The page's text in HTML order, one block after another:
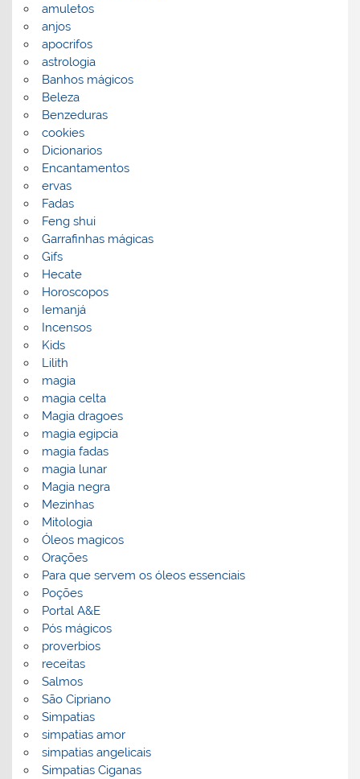
amuletos
anjos
apocrifos
astrologia
Banhos mágicos
Beleza
Benzeduras
cookies
Dicionarios
Encantamentos
ervas
Fadas
Feng shui
Garrafinhas mágicas
Gifs
Hecate
Horoscopos
Iemanjá
Incensos
Kids
Lilith
magia
magia celta
Magia dragoes
magia egipcia
magia fadas
magia lunar
Magia negra
Mezinhas
Mitologia
Óleos magicos
Orações
Para que servem os óleos essenciais
Poções
Portal A&E
Pós mágicos
proverbios
receitas
Salmos
São Cipriano
Simpatias
simpatias amor
simpatias angelicais
Simpatias Ciganas